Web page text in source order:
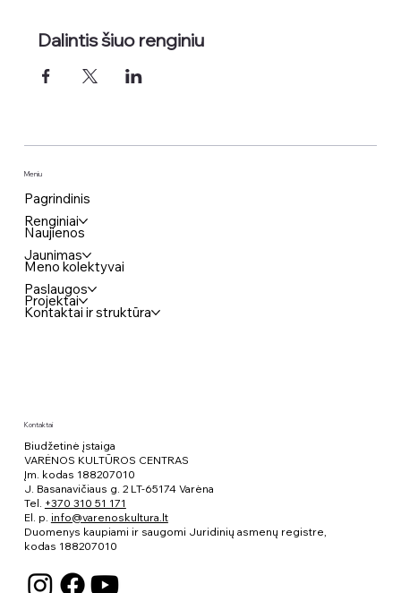
Dalintis šiuo renginiu
Meniu
Pagrindinis
Renginiai
Naujienos
Jaunimas
Meno kolektyvai
Paslaugos
Projektai
Kontaktai ir struktūra
Kontaktai
Biudžetinė įstaiga
VARĖNOS KULTŪROS CENTRAS
Įm. kodas 188207010
J. Basanavičiaus g. 2 LT-65174 Varėna
Tel. +370 310 51 171
El. p. info@varenoskultura.lt
Duomenys kaupiami ir saugomi Juridinių asmenų registre,
kodas 188207010